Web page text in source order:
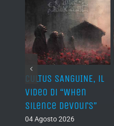
CULTUS SANGUINE, il
video di “When
Silence Devours”
04 Agosto 2026